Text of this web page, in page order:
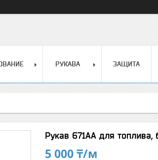
РУКАВА ЗАЩИТА
Рукав 671AA для
5 000 ₸/м